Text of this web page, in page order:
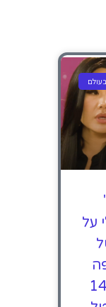
מעריצי 'RHOBH'
על
רכילות עם אחד מ"14